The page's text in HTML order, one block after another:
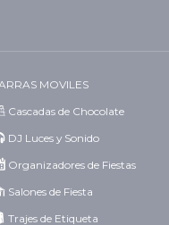
MOVILES
Cascadas de Chocolate
DJ Luces y Sonido
Organizadores de Fiestas
Salones de Fiesta
Trajes de Etiqueta